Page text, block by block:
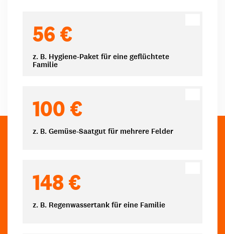
56 €
z. B. Hygiene-Paket für eine geflüchtete
Familie
100 €
z. B. Gemüse-Saatgut für mehrere Felder
148 €
z. B. Regenwassertank für eine Familie